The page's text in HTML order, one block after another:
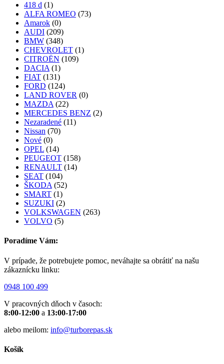
418 d (1)
ALFA ROMEO (73)
Amarok (0)
AUDI (209)
BMW (348)
CHEVROLET (1)
CITROËN (109)
DACIA (1)
FIAT (131)
FORD (124)
LAND ROVER (0)
MAZDA (22)
MERCEDES BENZ (2)
Nezaradené (11)
Nissan (70)
Nové (0)
OPEL (14)
PEUGEOT (158)
RENAULT (14)
SEAT (104)
ŠKODA (52)
SMART (1)
SUZUKI (2)
VOLKSWAGEN (263)
VOLVO (5)
Poradíme Vám:
V prípade, že potrebujete pomoc, neváhajte sa obrátiť na našu
zákaznícku linku:
0948 100 499
V pracovných dňoch v časoch:
8:00-12:00 a 13:00-17:00
alebo meilom: info@turborepas.sk
Košík